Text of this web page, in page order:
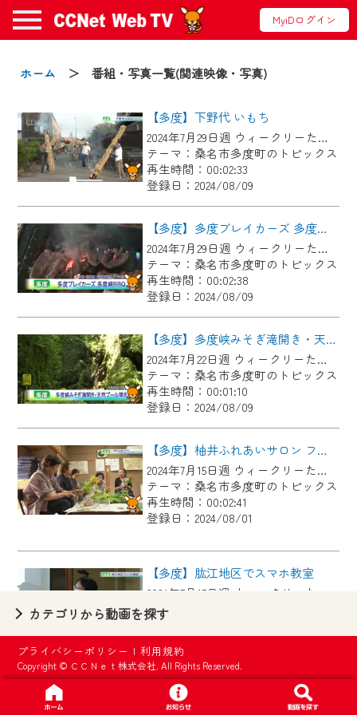
MyiDログイン
ホーム ＞ 番組・写真一覧(関連映像・写真)
【多度】下野代 いもち
2024年7月29日週 ウィークリーたどにて放送
テーマ：桑名市多度町のトピックス
再生時間：00:02:33
登録日：2024/08/09
【多度】多度ブレイカーズ 多度峡BBQ
2024年7月29日週 ウィークリーたどにて放送
テーマ：桑名市多度町のトピックス
再生時間：00:02:38
登録日：2024/08/09
【多度】多度峡みそぎ滝開き・天然プール開き
2024年7月22日週 ウィークリーたどにて放送
テーマ：桑名市多度町のトピックス
再生時間：00:01:10
登録日：2024/08/09
【多度】柚井ふれあいサロン フラワーアレンジメント
2024年7月15日週 ウィークリーたどにて放送
テーマ：桑名市多度町のトピックス
再生時間：00:02:41
登録日：2024/08/01
【多度】肱江地区でスマホ教室
テーマ：桑名市多度町のトピックス
再生時間：00:02:20
登録日：2024/08/01
【多度】田子ノ浦部屋力士が多度にやってきた！
カテゴリから動画を探す
プライバシーポリシー |利用規約
Copyright © ＣＣＮｅｔ株式会社. All Rights Reserved.
お知らせ
2024/09/02
動画配信サービス『CCNet Web TV』は2024
年9月24日からリニューアルします！
【変更点】
◆デザイン変更により、お住まいの地域
の動画コンテンツが一目瞭然。
◆当社アプリやＰＣブラウザから、いつ
でも・どこでも・外出先でも！
CCNetサービスエリア20市町の地域情報
番組をご視聴いただけます！
【ご注意】
2024年9月24日からはご加入者様へのサー
ビス向上のため、
『CCNet Web TV』を利用いただくには、
一部コンテンツを除き、
CCNetサービスへの加入と『CCNetマイ
ページ※』へのログインが必要となりま
す。
いたします。
要となります。
※MyIDとは、CCNet Web TVを含むCCNetの
各種サービスをご利用頂くためのIDです。
IDはお客様が使っているメールアドレス
で設定できます。